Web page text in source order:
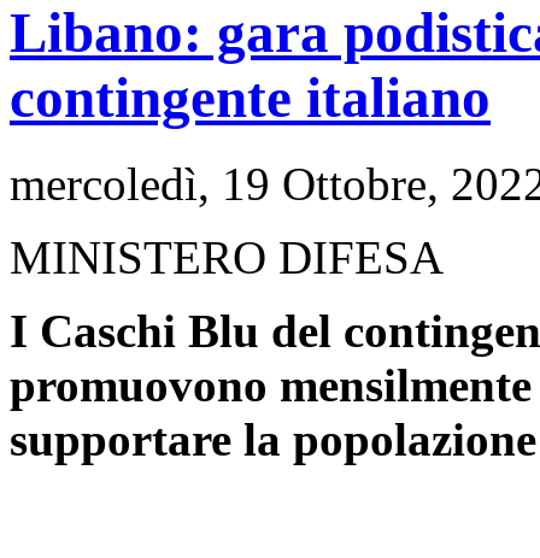
Libano: gara
contingente italiano
mercoledì, 19 Ottobre,
MINISTERO DIFESA
I Caschi Blu del
promuovono
supportare la